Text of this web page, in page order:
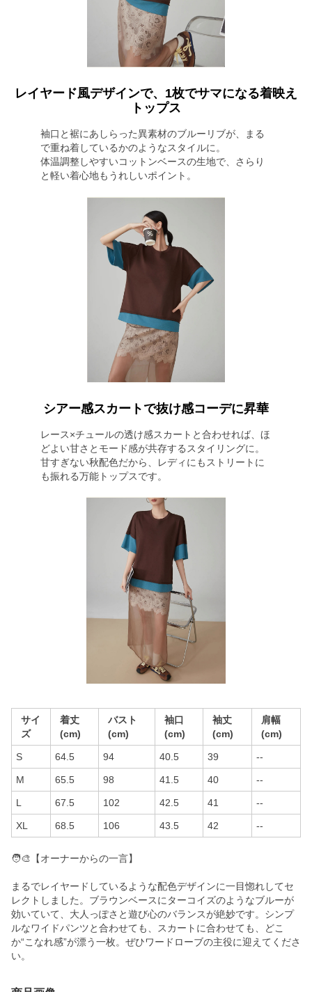
レイヤード風デザインで、1枚でサマになる着映え
トップス
袖口と裾にあしらった異素材のブルーリブが、まる
で重ね着しているかのようなスタイルに。
体温調整しやすいコットンベースの生地で、さらり
と軽い着心地もうれしいポイント。
シアー感スカートで抜け感コーデに昇華
レース×チュールの透け感スカートと合わせれば、ほ
どよい甘さとモード感が共存するスタイリングに。
甘すぎない秋配色だから、レディにもストリートに
も振れる万能トップスです。
サイ
ズ
着丈
(cm)
バスト
(cm)
袖口
(cm)
袖丈
(cm)
肩幅
(cm)
S 64.5 94 40.5 39 --
M 65.5 98 41.5 40 --
L 67.5 102 42.5 41 --
XL 68.5 106 43.5 42 --
🧑‍🎨【オーナーからの一言】
まるでレイヤードしているような配色デザインに一目惚れしてセ
レクトしました。ブラウンベースにターコイズのようなブルーが
効いていて、大人っぽさと遊び心のバランスが絶妙です。シンプ
ルなワイドパンツと合わせても、スカートに合わせても、どこ
か“こなれ感”が漂う一枚。ぜひワードローブの主役に迎えてくださ
い。